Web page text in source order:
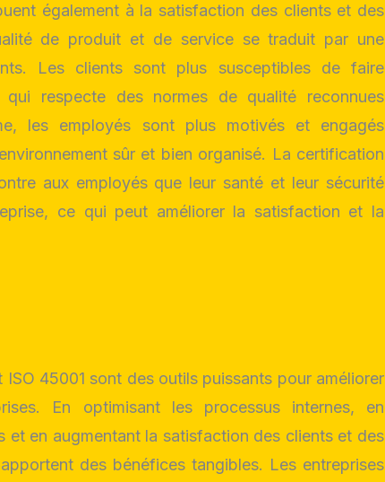
également à la satisfaction des clients et des
de produit et de service se traduit par une
Les clients sont plus susceptibles de faire
respecte des normes de qualité reconnues
les employés sont plus motivés et engagés
sûr et bien organisé. La certification
aux employés que leur santé et leur sécurité
ce qui peut améliorer la satisfaction et la
45001 sont des outils puissants pour améliorer
En optimisant les processus internes, en
et en augmentant la satisfaction des clients et des
des bénéfices tangibles. Les entreprises